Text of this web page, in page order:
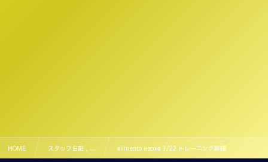
HOME スタッフ日記 , … alimento escola 9/22 トレーニング詳細